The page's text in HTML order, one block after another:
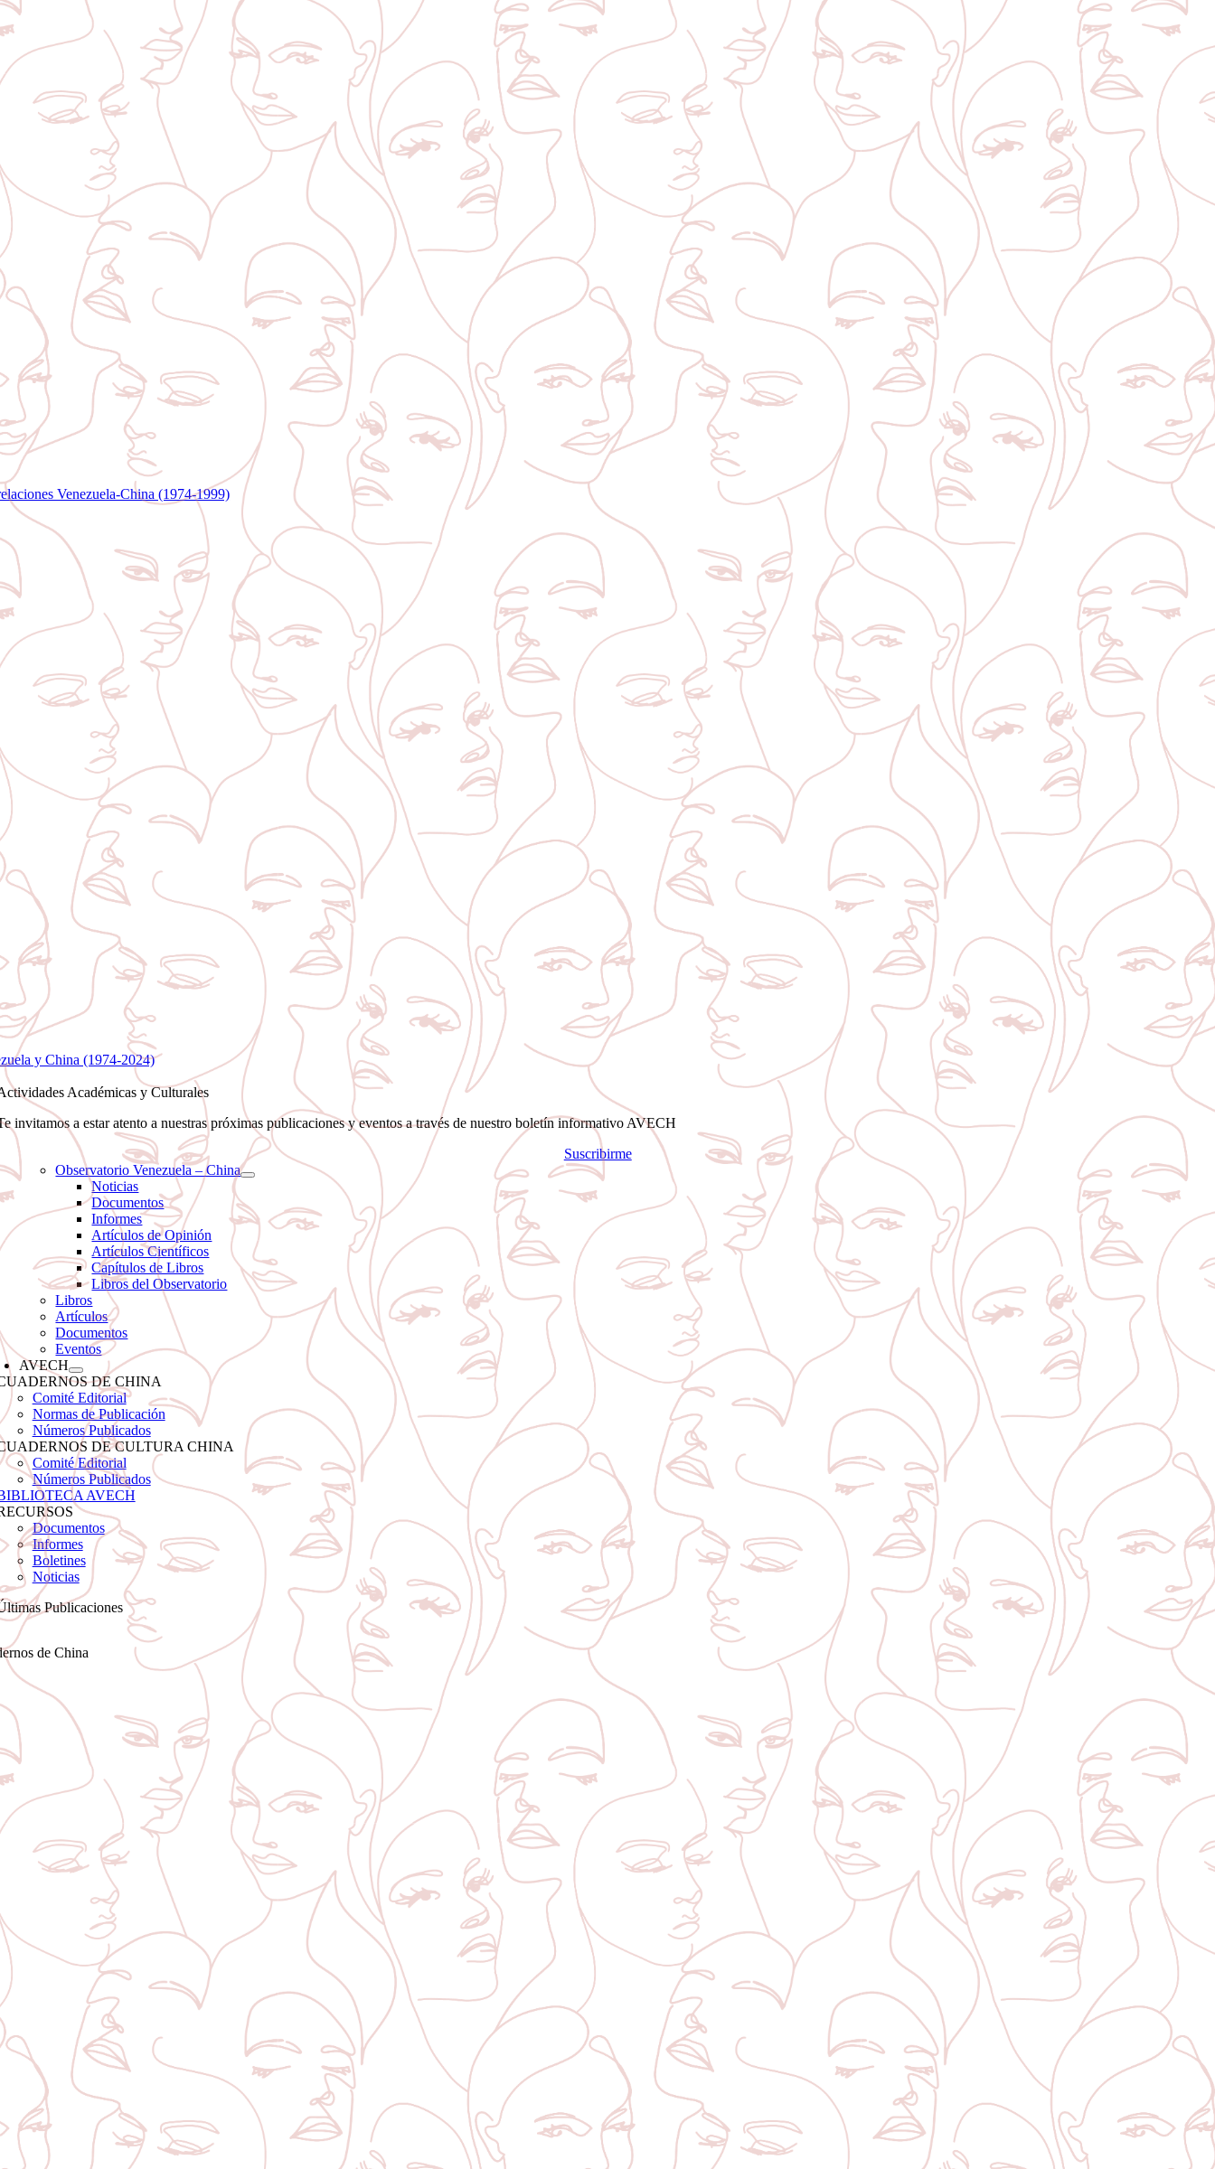
Venezuela-China (1974-1999)
y China (1974-2024)
Académicas y Culturales
invitamos a estar atento a nuestras próximas publicaciones y eventos a través de nuestro boletín informativo AVECH
Suscribirme
Observatorio Venezuela – China
Noticias
Documentos
Informes
Artículos de Opinión
Artículos Científicos
Capítulos de Libros
Libros del Observatorio
Libros
Artículos
Documentos
Eventos
AVECH
DE CHINA
Comité Editorial
Normas de Publicación
Números Publicados
DE CULTURA CHINA
Comité Editorial
Números Publicados
AVECH
Documentos
Informes
Boletines
Noticias
Publicaciones
de China